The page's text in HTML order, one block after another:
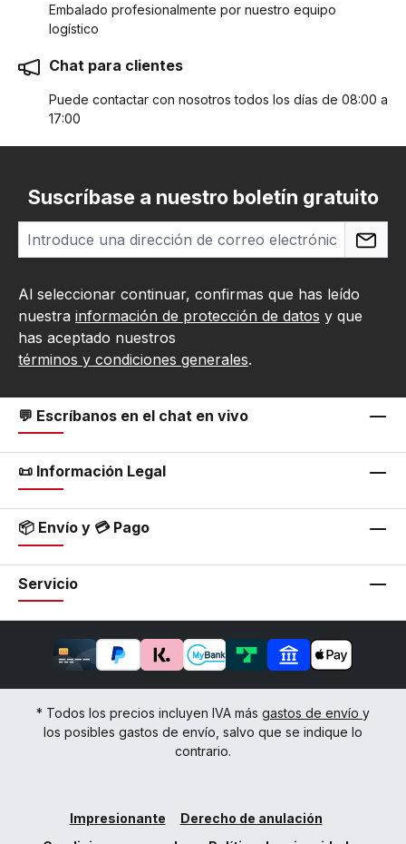
Embalado profesionalmente por nuestro equipo
logístico
Chat para clientes
Puede contactar con nosotros todos los días de 08:00 a
17:00
Suscríbase a nuestro boletín gratuito
Al seleccionar continuar, confirmas que has leído
nuestra información de protección de datos y que
has aceptado nuestros
términos y condiciones generales.
💬 Escríbanos en el chat en vivo
📜 Información Legal
📦 Envío y 💳 Pago
Servicio
* Todos los precios incluyen IVA más gastos de envío y
los posibles gastos de envío, salvo que se indique lo
contrario.
Impresionante
Derecho de anulación